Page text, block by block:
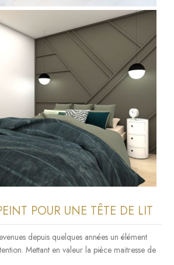
POUR UNE TÊTE DE LIT
depuis quelques années un élément
Mettant en valeur la pièce maitresse de